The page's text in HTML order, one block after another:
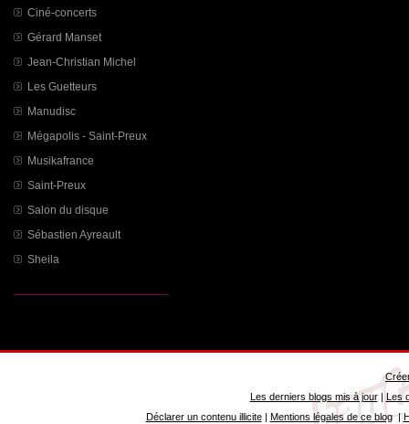
Ciné-concerts
Gérard Manset
Jean-Christian Michel
Les Guetteurs
Manudisc
Mégapolis - Saint-Preux
Musikafrance
Saint-Preux
Salon du disque
Sébastien Ayreault
Sheila
Les derniers blogs mis à jour| Les
Déclarer un contenu illicite| Mentions légales de ce blog|